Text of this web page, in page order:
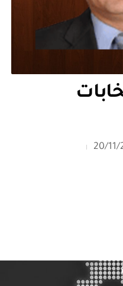
20/11/